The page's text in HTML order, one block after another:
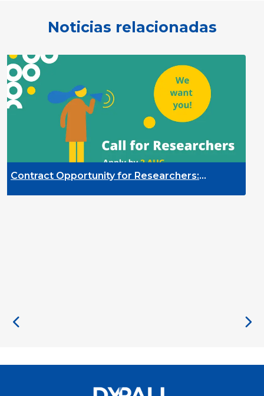
Noticias relacionadas
for Researchers:
Contract